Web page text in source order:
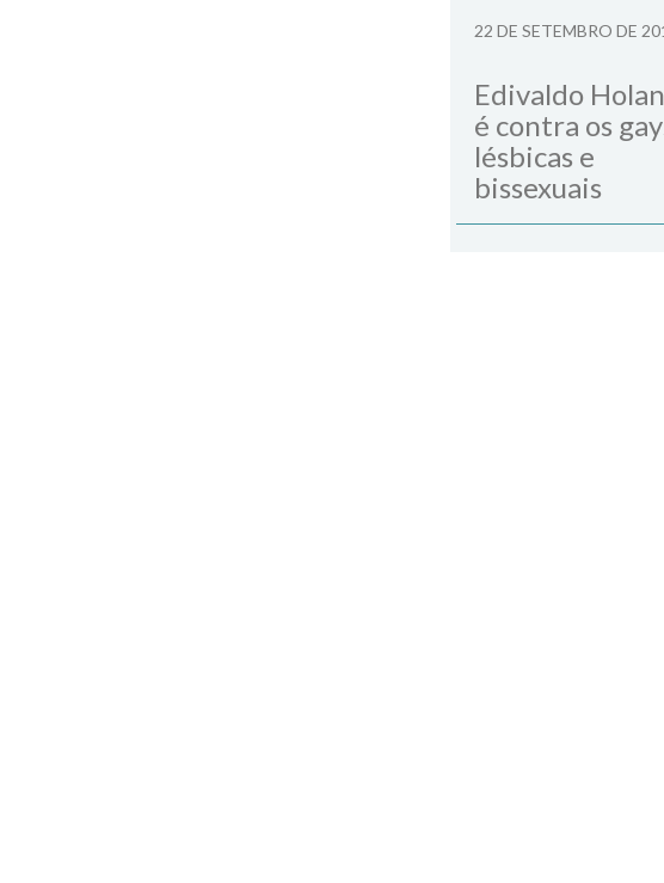
22 DE SETEMBRO DE
Edivaldo
é contra os
lésbicas e
bissexuais